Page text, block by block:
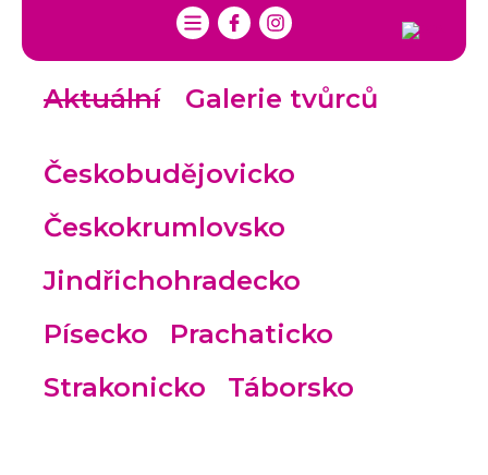
Aktuální Galerie tvůrců
Českobudějovicko
Českokrumlovsko
Jindřichohradecko
Písecko
Prachaticko
Strakonicko
Táborsko